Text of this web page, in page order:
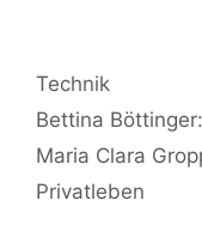
Kategorien
Technik
Bettina
Maria Clara
Privatleben